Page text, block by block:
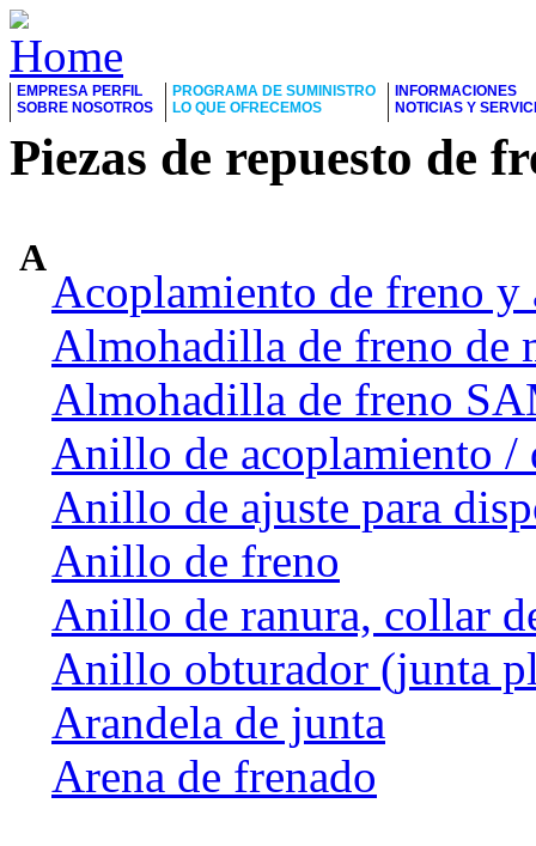
EMPRESA PERFIL
SOBRE NOSOTROS
PROGRAMA DE SUMINISTRO
LO QUE OFRECEMOS
INFORMACIONES
NOTICIAS Y
Piezas de repuesto de
A
Acoplamiento de freno y
Almohadilla de freno de
Almohadilla de freno
Anillo de acoplamiento /
Anillo de ajuste para
Anillo de freno
Anillo de ranura, collar
Anillo obturador (junta
Arandela de junta
Arena de frenado